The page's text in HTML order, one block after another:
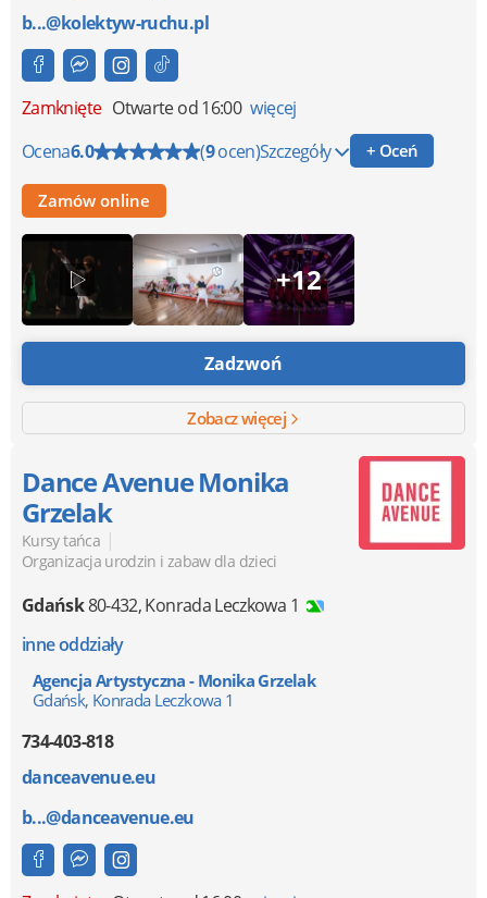
b...@kolektyw-ruchu.pl
Zamknięte Otwarte od 16:00 więcej
Ocena6.0 (9ocen)Szczegóły + Oceń
Zamów online
+12
Zadzwoń
Zobacz więcej
Dance Avenue Monika
Grzelak
Kursy tańca |
Organizacja urodzin i zabaw dla dzieci
Gdańsk80-432,Konrada Leczkowa 1
inne oddziały
Agencja Artystyczna - Monika Grzelak
Gdańsk, Konrada Leczkowa 1
734-403-818
danceavenue.eu
b...@danceavenue.eu